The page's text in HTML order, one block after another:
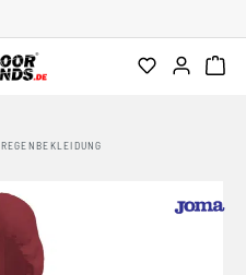
REGENBEKLEIDUNG